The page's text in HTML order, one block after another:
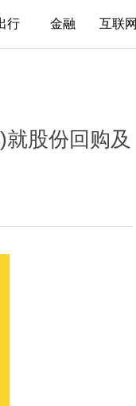
行 金融 互联网
股份回购及